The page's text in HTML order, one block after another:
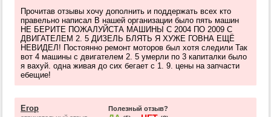
Прочитав отзывы хочу дополнить и поддержать всех кто
правельно написал В нашей организации было пять машин
НЕ БЕРИТЕ ПОЖАЛУЙСТА МАШИНЫ С 2004 ПО 2009 С
ДВИГАТЕЛЕМ 2. 5 ДИЗЕЛЬ БЛЯТЬ Я ХУЖЕ ГОВНА ЕЩЁ
НЕВИДЕЛ! Постоянно ремонт моторов был хотя следили Так
вот 4 машины с двигателем 2. 5 умерли по 3 капиталки было
я вахуй. одна живая до сих бегает с 1. 9. цены на запчасти
ебещие!
Егор Полезный отзыв?